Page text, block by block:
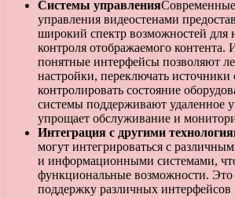
Системы управления
управления видеостенами
широкий спектр возможностей для
контроля отображаемого контента.
понятные интерфейсы позволяют
настройки, переключать источники
контролировать состояние
системы поддерживают удаленное
упрощает обслуживание и
Интеграция с другими
могут интегрироваться с
и информационными системами,
функциональные возможности. Это
поддержку различных интерфейсов